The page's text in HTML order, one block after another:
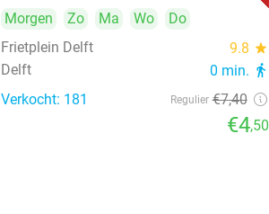
Morgen Zo Ma Wo
Do
Frietplein Delft
9.8 star
Delft 0 min. directions_walk
Verkocht: 181 Regulier €7,40
€4,50